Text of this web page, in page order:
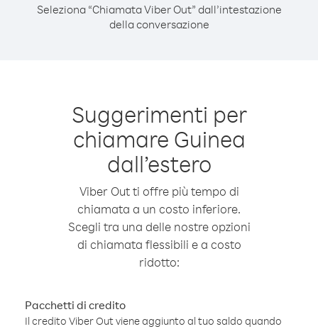
Seleziona “Chiamata Viber Out” dall’intestazione
della conversazione
Suggerimenti per
chiamare Guinea
dall’estero
Viber Out ti offre più tempo di
chiamata a un costo inferiore.
Scegli tra una delle nostre opzioni
di chiamata flessibili e a costo
ridotto:
Pacchetti di credito
Il credito Viber Out viene aggiunto al tuo saldo quando